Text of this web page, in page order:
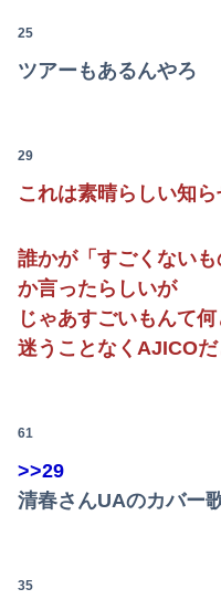
25
ツアーもあるんやろ
29
これは素晴らしい知ら
誰かが「すごくない
か言ったらしいが
じゃあすごいもんて
迷うことなくAJICOだ
61
>>29
清春さんUAのカバー
35